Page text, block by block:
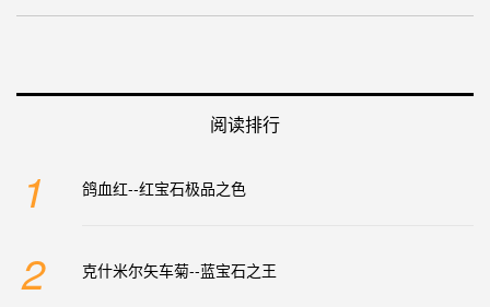
阅读排行
1 鸽血红--红宝石极品之色
2 克什米尔矢车菊--蓝宝石之王